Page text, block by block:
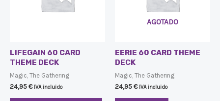
LIFEGAIN 60 CARD
THEME DECK
Magic, The Gathering
24,95€ IVA incluido
AGOTADO
EERIE 60 CARD THEME
DECK
Magic, The Gathering
24,95€ IVA incluido